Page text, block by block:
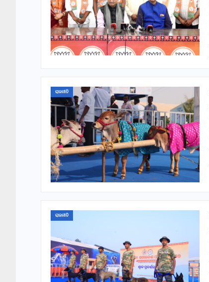
ରାଜନୀତି
ରାଜନୀତି